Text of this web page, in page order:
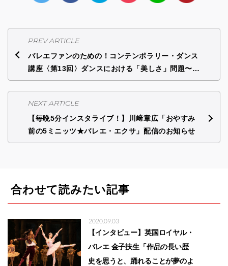
PREV ARTICLE
バレエファンのための！コンテンポラリー・ダンス
講座〈第13回〉ダンスにおける「美しさ」問題〜…
NEXT ARTICLE
【毎晩5分インスタライブ！】川﨑章広「おやすみ
前の5ミニッツ★バレエ・エクサ」配信のお知らせ
合わせて読みたい記事
2020.09.03
【インタビュー】英国ロイヤル・
バレエ 金子扶生「作品の長い歴
史を思うと、踊れることが夢のよ